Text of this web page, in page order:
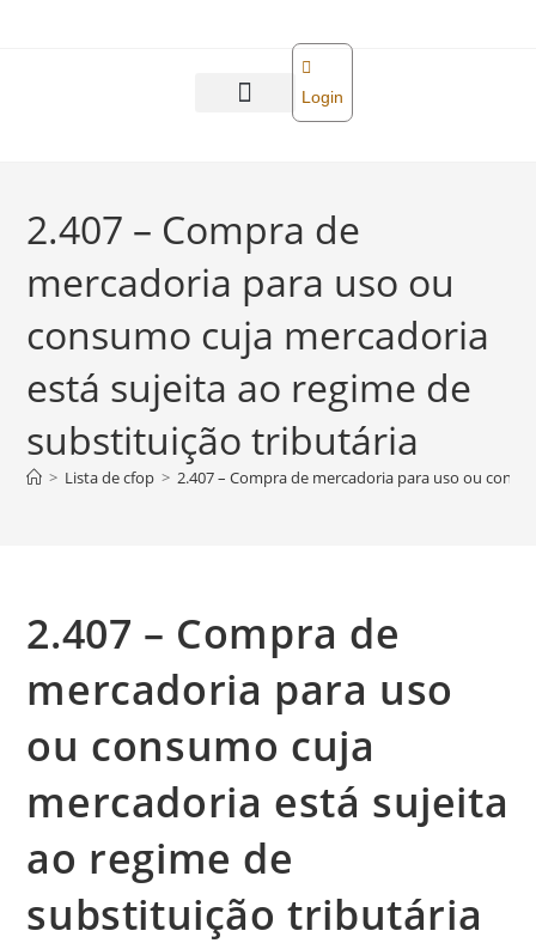
Login
2.407 – Compra de
mercadoria para uso ou
consumo cuja mercadoria
está sujeita ao regime de
substituição tributária
> Lista de cfop > 2.407 – Compra de mercadoria para uso ou
2.407 – Compra de
mercadoria para uso
ou consumo cuja
mercadoria está sujeita
ao regime de
substituição tributária